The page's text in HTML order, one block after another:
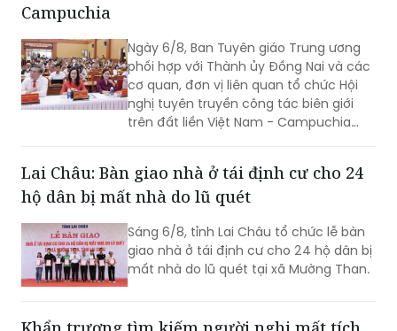
Campuchia
Ngày 6/8, Ban Tuyên giáo Trung ương
phối hợp với Thành ủy Đồng Nai và các
cơ quan, đơn vị liên quan tổ chức Hội
nghị tuyên truyền công tác biên giới
trên đất liền Việt Nam - Campuchia
Lai Châu: Bàn giao nhà ở tái định cư cho 24
hộ dân bị mất nhà do lũ quét
Sáng 6/8, tỉnh Lai Châu tổ chức lễ bàn
giao nhà ở tái định cư cho 24 hộ dân bị
mất nhà do lũ quét tại xã Mường Than.